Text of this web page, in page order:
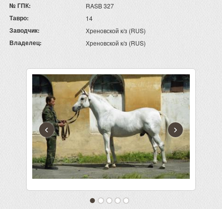
№ ГПК: RASB 327
Тавро: 14
Заводчик: Хреновской к/з (RUS)
Владелец: Хреновской к/з (RUS)
‹ ›